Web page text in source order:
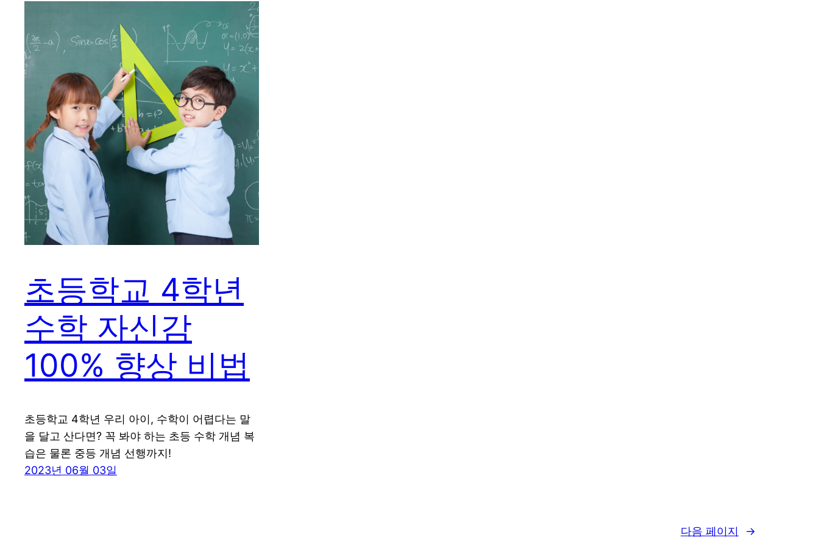
초등학교 4학년
수학 자신감
100% 향상 비법
초등학교 4학년 우리 아이, 수학이 어렵다는 말
을 달고 산다면? 꼭 봐야 하는 초등 수학 개념 복
습은 물론 중등 개념 선행까지!
2023년 06월 03일
다음 페이지 →